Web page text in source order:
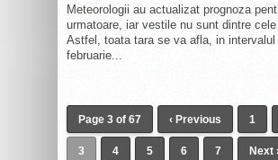
Meteorologii au actualizat prognoza
urmatoare, iar vestile nu sunt dintre
Astfel, toata tara se va afla, in intervalul
februarie...
Page 3 of 67 ‹ Previous 1
3 4 5 6 7 Next